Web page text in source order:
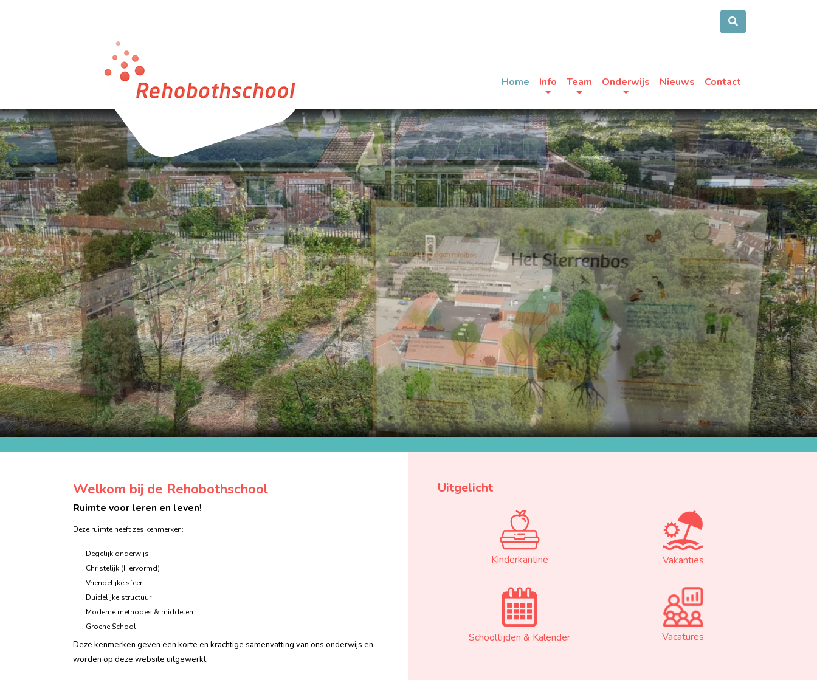
Home Info Team Onderwijs Nieuws Contact
Welkom bij de Rehobothschool
Ruimte voor leren en leven!
Deze ruimte heeft zes kenmerken:
. Degelijk onderwijs
. Christelijk (Hervormd)
. Vriendelijke sfeer
. Duidelijke structuur
. Moderne methodes & middelen
. Groene School
Deze kenmerken geven een korte en krachtige samenvatting van ons onderwijs en
worden op deze website uitgewerkt.
Uitgelicht
Kinderkantine Vakanties
Schooltijden & Kalender Vacatures